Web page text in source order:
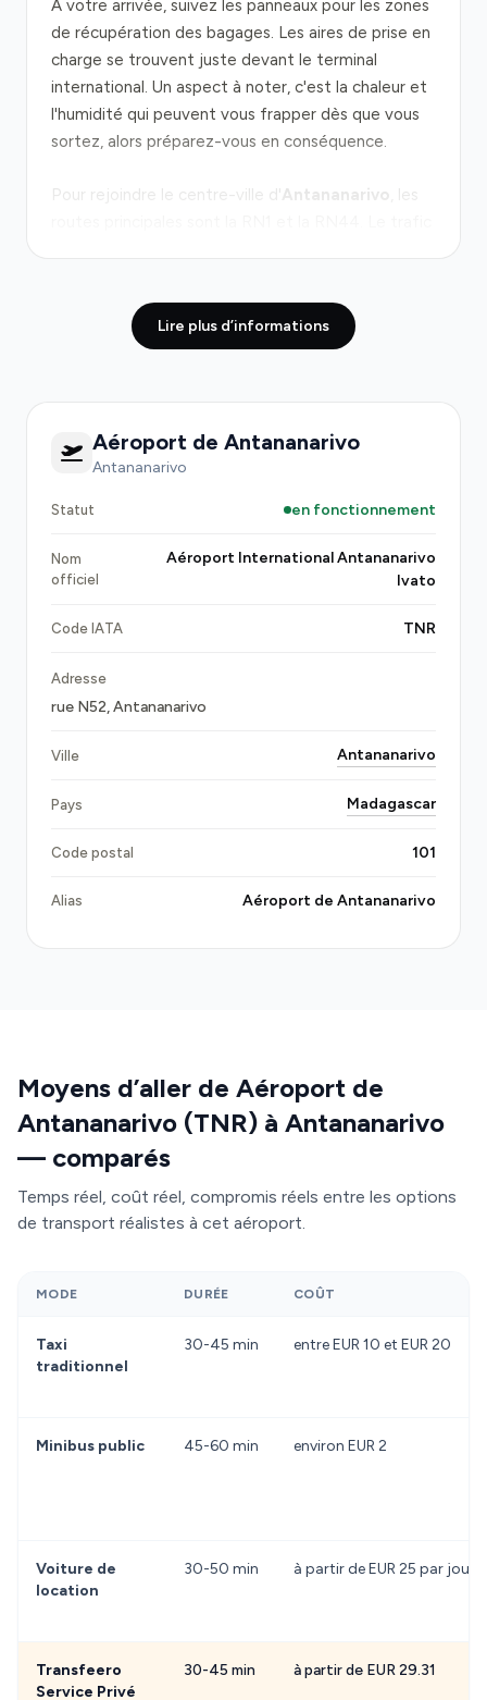
À votre arrivée, suivez les panneaux pour les zones
de récupération des bagages. Les aires de prise en
charge se trouvent juste devant le terminal
international. Un aspect à noter, c'est la chaleur et
l'humidité qui peuvent vous frapper dès que vous
sortez, alors préparez-vous en conséquence.
Pour rejoindre le centre-ville d' Antananarivo
, les
environ 30 minutes dans le meilleur des cas. Vous
traverserez des quartiers colorés et animés, et
Pré-réserver un transfert privé est
aux taxis ou aux bus, un transfert privé vous assure
un confort optimal et une prise en charge rapide.
Vous éviterez ainsi les attentes interminables et le
circulation imprévisible d'Antananarivo, avoir un
faire la différence.
Lire plus d’informations
Aéroport de Antananarivo
Antananarivo
Statut en fonctionnement
Nom
officiel
Aéroport International Antananarivo
Ivato
Code IATA TNR
Adresse
rue N52, Antananarivo
Ville Antananarivo
Pays Madagascar
Code postal 101
Alias Aéroport de Antananarivo
Moyens d’aller de Aéroport de
Antananarivo (TNR) à Antananarivo
— comparés
Temps réel, coût réel, compromis réels entre les options
de transport réalistes à cet aéroport.
MODE DURÉE COÛT
Taxi
traditionnel
30-45 min entre EUR 10 et EUR 20
Minibus public 45-60 min environ EUR 2
Voiture de
location
30-50 min à partir de EUR 25 par jour
Transfeero
Service Privé
30-45 min à partir de EUR 29.31